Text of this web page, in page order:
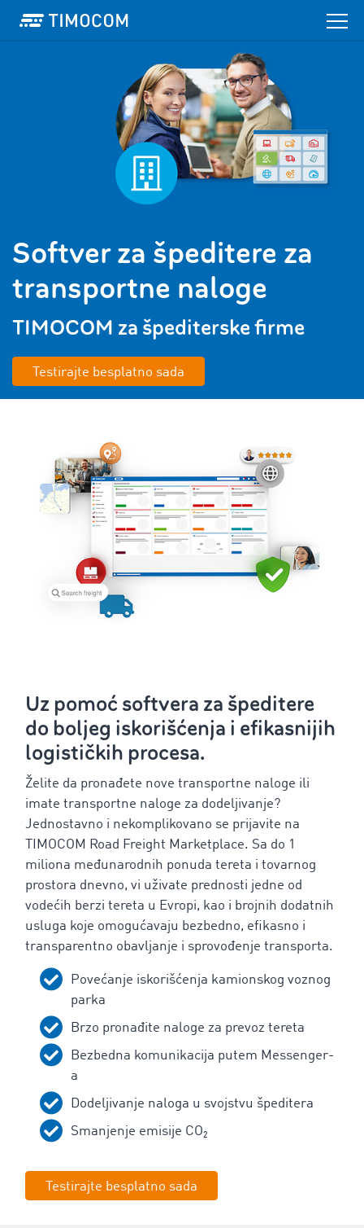
Softver za špeditere za
transportne naloge
TIMOCOM za špediterske firme
Testirajte besplatno sada
Uz pomoć softvera za špeditere
do boljeg iskorišćenja i efikasnijih
logističkih procesa.
Želite da pronađete nove transportne naloge ili
imate transportne naloge za dodeljivanje?
Jednostavno i nekomplikovano se prijavite na
TIMOCOM Road Freight Marketplace. Sa do 1
miliona međunarodnih ponuda tereta i tovarnog
prostora dnevno, vi uživate prednosti jedne od
vodećih berzi tereta u Evropi, kao i brojnih dodatnih
usluga koje omogućavaju bezbedno, efikasno i
transparentno obavljanje i sprovođenje transporta.
Povećanje iskorišćenja kamionskog voznog
parka
Brzo pronađite naloge za prevoz tereta
Bezbedna komunikacija putem Messenger-
a
Dodeljivanje naloga u svojstvu špeditera
Smanjenje emisije CO₂
Testirajte besplatno sada